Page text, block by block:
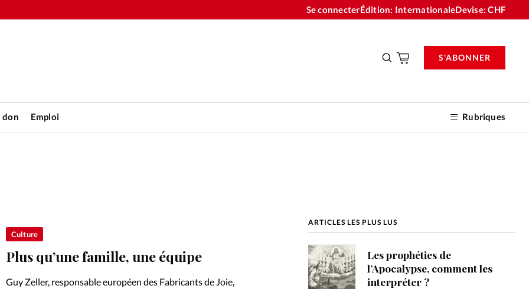
Se connecterÉdition: InternationaleDevise:CHF
don Emploi Rubriques
S'ABONNER
Foi
Culture
Plus qu’une famille, une équipe
Guy Zeller, responsable européen des Fabricants de Joie,
ARTICLES LES PLUS LUS
Les prophéties de
l’Apocalypse, comment les
interpréter ?